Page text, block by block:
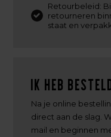
Retourbeleid:
retourneren
staat en
Ik heb
Na je online
direct aan de slag.
mail en beginnen